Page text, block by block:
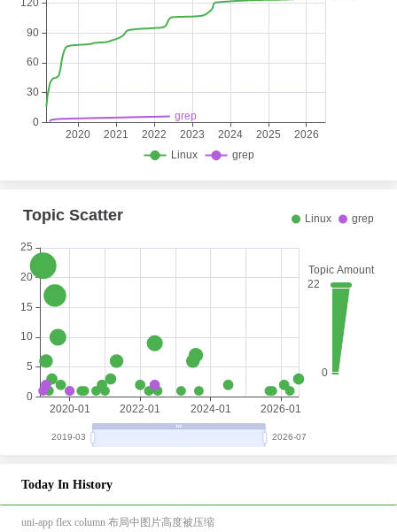
Today In History
uni-app flex column 布局中图片高度被压缩